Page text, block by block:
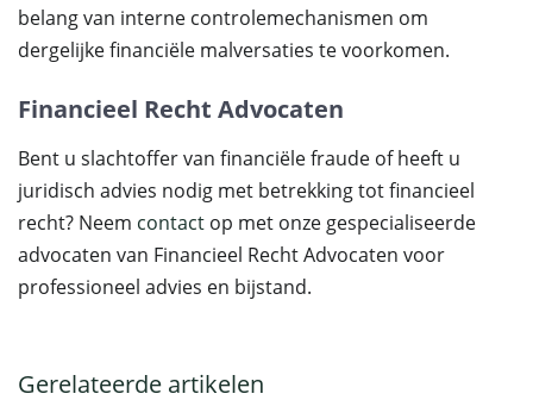
belang van interne controlemechanismen om
dergelijke financiële malversaties te voorkomen.
Financieel Recht Advocaten
Bent u slachtoffer van financiële fraude of heeft u
juridisch advies nodig met betrekking tot financieel
recht? Neem contact op met onze gespecialiseerde
advocaten van Financieel Recht Advocaten voor
professioneel advies en bijstand.
Gerelateerde artikelen